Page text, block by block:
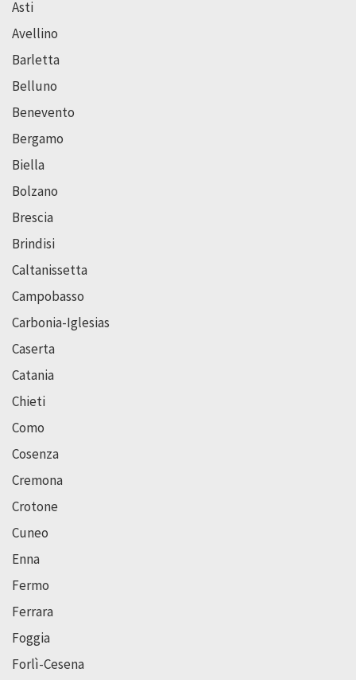
Asti
Avellino
Barletta
Belluno
Benevento
Bergamo
Biella
Bolzano
Brescia
Brindisi
Caltanissetta
Campobasso
Carbonia-Iglesias
Caserta
Catania
Chieti
Como
Cosenza
Cremona
Crotone
Cuneo
Enna
Fermo
Ferrara
Foggia
Forlì-Cesena